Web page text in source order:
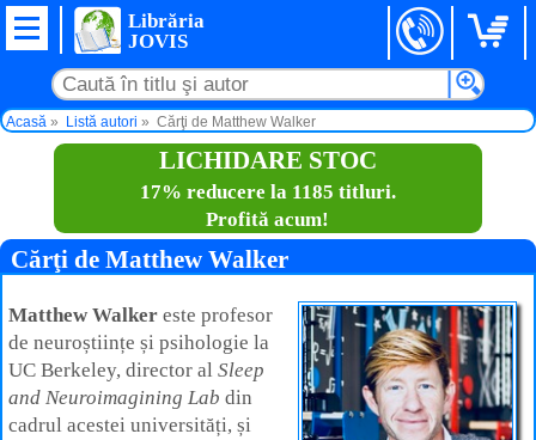
Librăria
JOVIS
Acasă Listă autori Cărţi de Matthew Walker
LICHIDARE STOC
17% reducere la 1185 titluri.
Profită acum!
Cărţi de Matthew Walker
Matthew Walker este profesor
de neuroștiințe și psihologie la
UC Berkeley, director al Sleep
and Neuroimagining Lab din
cadrul acestei universități, și